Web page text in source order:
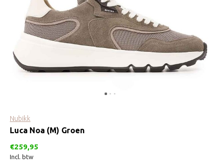
Nubikk
Luca Noa (M) Groen
€259,95
Incl. btw